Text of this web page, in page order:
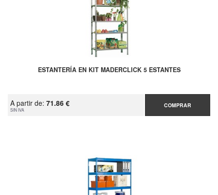
ESTANTERÍA EN KIT MADERCLICK 5 ESTANTES
A partir de: 71.86 €
SIN IVA
COMPRAR